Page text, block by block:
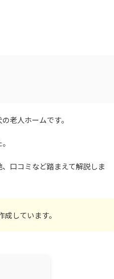
老人ホームです。
口コミなど踏まえて解説しま
しています。